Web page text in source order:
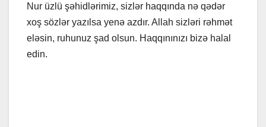
Nur üzlü şəhidlərimiz, sizlər haqqında nə qədər
xoş sözlər yazılsa yenə azdır. Allah sizləri rəhmət
eləsin, ruhunuz şad olsun. Haqqınınızı bizə halal
edin.